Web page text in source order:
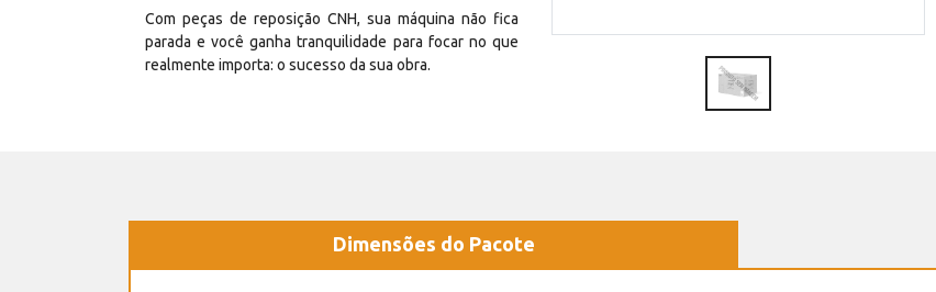
Com peças de reposição CNH, sua máquina não fica
parada e você ganha tranquilidade para focar no que
realmente importa: o sucesso da sua obra.
Dimensões do Pacote